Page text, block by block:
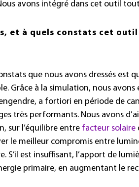
avons intégré dans cet outil
et à quels constats cet
que nous avons dressés est
Grâce à la simulation, nous
a fortiori en période de
très performants. Nous avons
sur l’équilibre entre facteur solaire
le meilleur compromis entre
S’il est insuffisant, l’apport de
primaire, en augmentant le